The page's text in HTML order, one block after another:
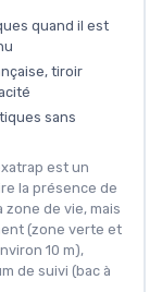
quand il est
tiroir
sans
est un
la présence de
de vie, mais
(zone verte et
10 m),
de suivi (bac à